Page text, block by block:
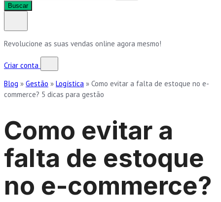
Buscar
Revolucione as suas vendas online agora mesmo!
Criar conta
Blog » Gestão » Logística » Como evitar a falta de estoque no e-
commerce? 5 dicas para gestão
Como evitar a
falta de estoque
no e-commerce?